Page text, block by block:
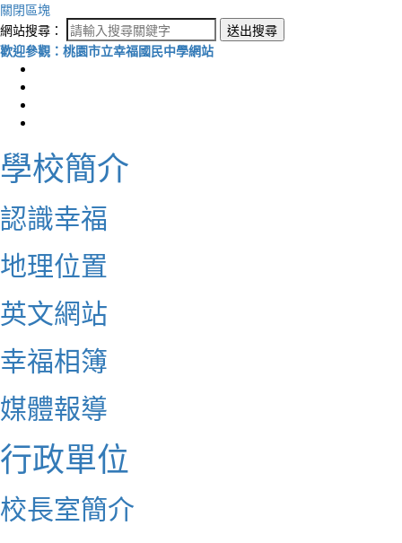
關閉區塊
網站搜尋：
送出搜尋
歡迎參觀：桃園市立幸福國民中學網站
學校簡介
認識幸福
地理位置
英文網站
幸福相簿
媒體報導
行政單位
校長室簡介